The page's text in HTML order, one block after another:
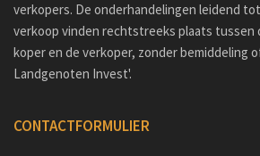
verkopers. De onderhandelingen leidend
verkoop vinden rechtstreeks plaats tussen
koper en de verkoper, zonder bemiddeling
Landgenoten Invest'.
CONTACTFORMULIER